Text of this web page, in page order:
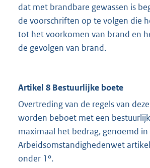
dat met brandbare gewassen is
de voorschriften op te volgen die
tot het voorkomen van brand en
de gevolgen van brand.
Artikel 8 Bestuurlijke boete
Overtreding van de regels van
worden beboet met een
maximaal het bedrag, genoemd in
Arbeidsomstandighedenwet
onder 1º.